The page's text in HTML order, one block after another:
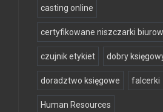
casting online
certyfikowane niszczarki
czujnik etykiet dobry
doradztwo księgowe falcerki
Human Resources